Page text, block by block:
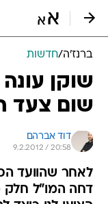
ברנז'ה/חדשות
שוקן
שום צעד
דוד אברהם
9.2.2012 / 20:58
לאחר שהוועד
דחה המו"ל חלק